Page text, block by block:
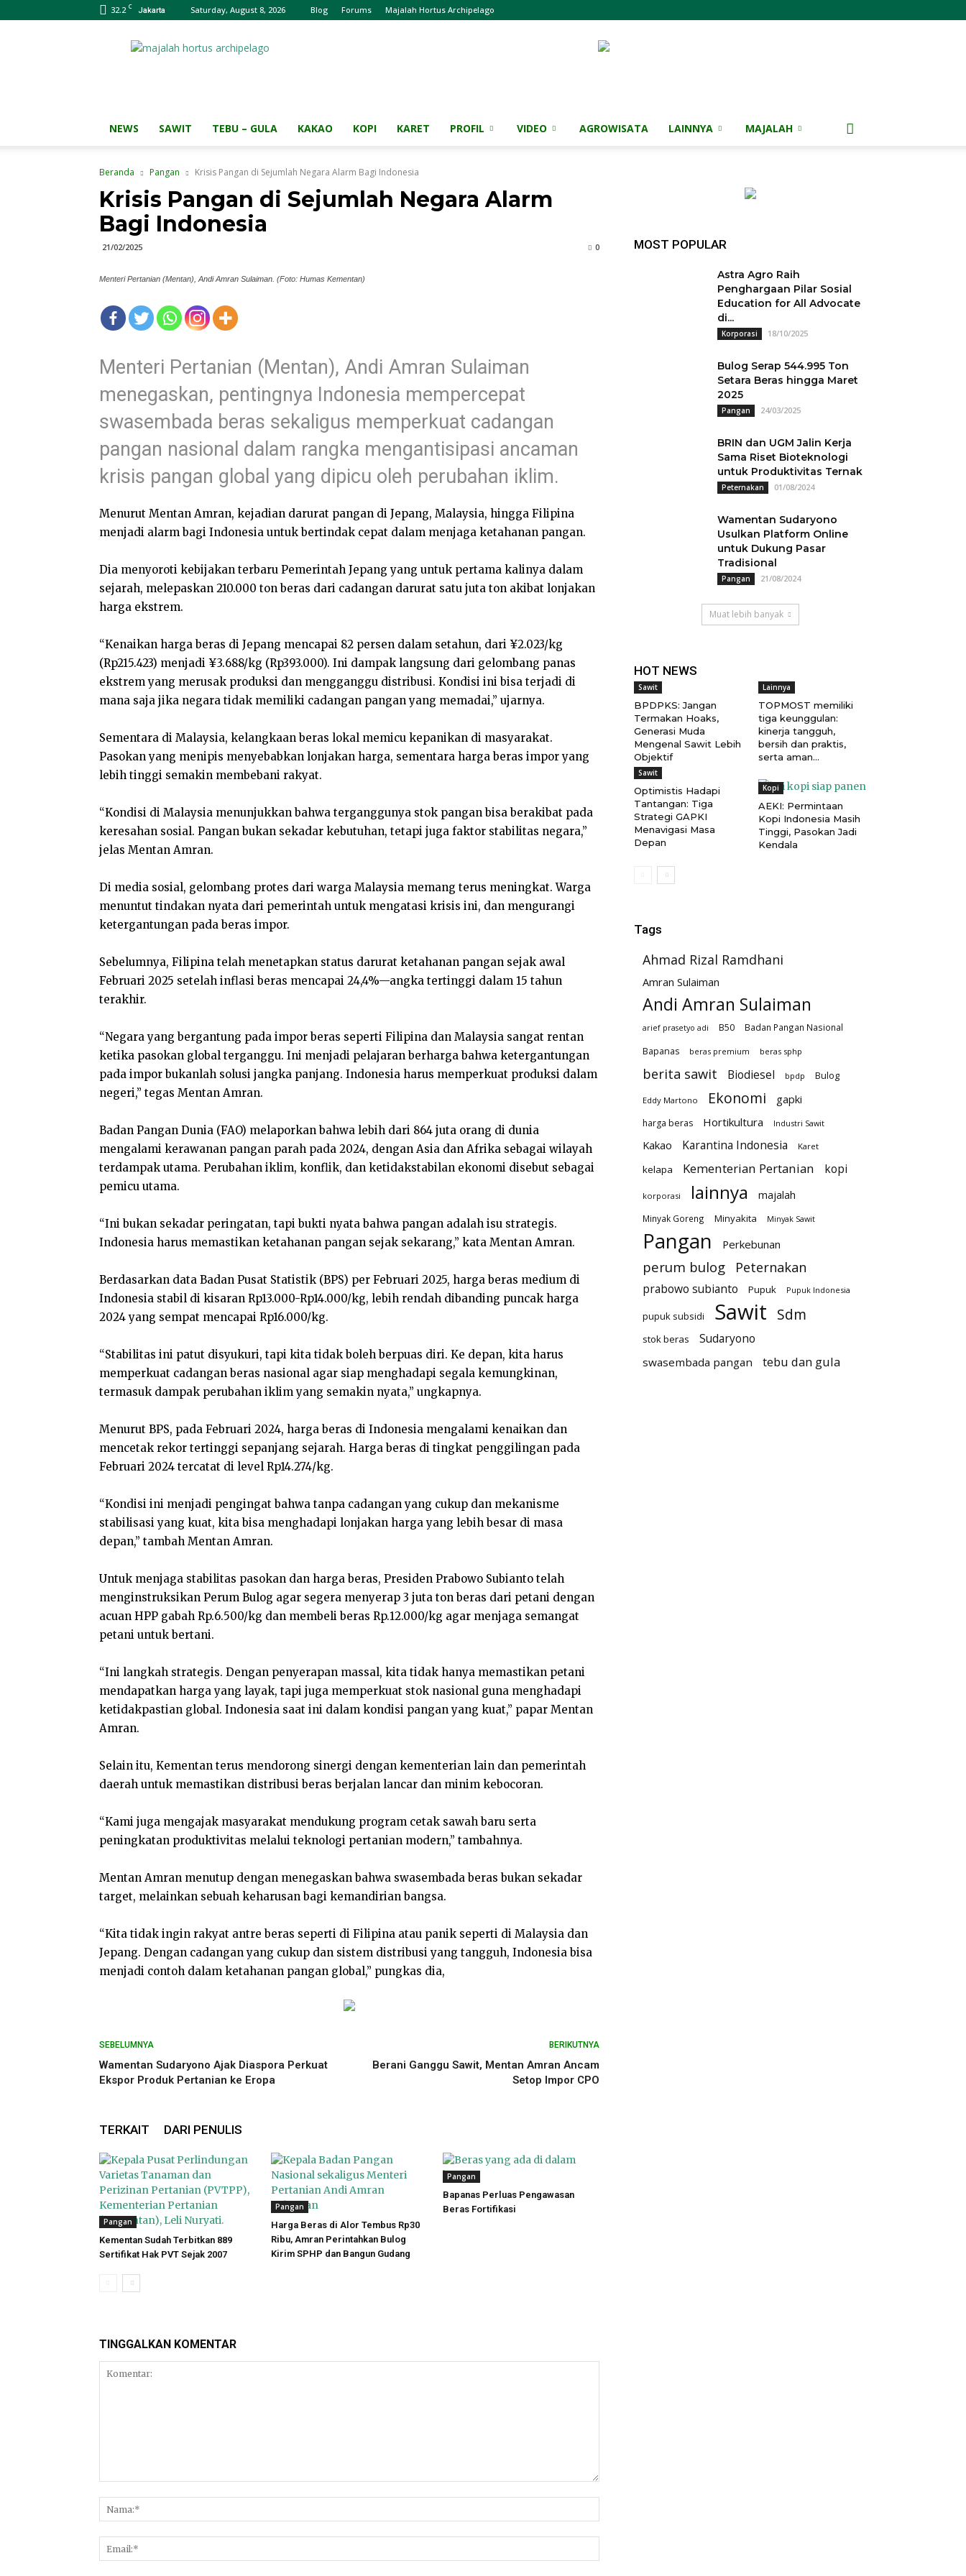
32.2 C Jakarta Saturday, August 8, 2026 Blog Forums Majalah Hortus Archipelago
Majalah
NEWS SAWIT TEBU – GULA KAKAO KOPI KARET PROFIL VIDEO AGROWISATA LAINNYA MAJALAH
Beranda Pangan Krisis Pangan di Sejumlah Negara Alarm Bagi Indonesia
Krisis Pangan di Sejumlah Negara Alarm
Bagi Indonesia
21/02/2025 0
Menteri Pertanian (Mentan), Andi Amran Sulaiman. (Foto: Humas Kementan)
Menteri Pertanian (Mentan), Andi Amran Sulaiman
menegaskan, pentingnya Indonesia mempercepat
swasembada beras sekaligus memperkuat cadangan
pangan nasional dalam rangka mengantisipasi ancaman
krisis pangan global yang dipicu oleh perubahan iklim.
Menurut Mentan Amran, kejadian darurat pangan di Jepang, Malaysia, hingga Filipina
menjadi alarm bagi Indonesia untuk bertindak cepat dalam menjaga ketahanan pangan.
Dia menyoroti kebijakan terbaru Pemerintah Jepang yang untuk pertama kalinya dalam
sejarah, melepaskan 210.000 ton beras dari cadangan darurat satu juta ton akibat lonjakan
harga ekstrem.
“Kenaikan harga beras di Jepang mencapai 82 persen dalam setahun, dari ¥2.023/kg
(Rp215.423) menjadi ¥3.688/kg (Rp393.000). Ini dampak langsung dari gelombang panas
ekstrem yang merusak produksi dan mengganggu distribusi. Kondisi ini bisa terjadi di
mana saja jika negara tidak memiliki cadangan pangan yang memadai,” ujarnya.
Sementara di Malaysia, kelangkaan beras lokal memicu kepanikan di masyarakat.
Pasokan yang menipis menyebabkan lonjakan harga, sementara harga beras impor yang
lebih tinggi semakin membebani rakyat.
“Kondisi di Malaysia menunjukkan bahwa terganggunya stok pangan bisa berakibat pada
keresahan sosial. Pangan bukan sekadar kebutuhan, tetapi juga faktor stabilitas negara,”
jelas Mentan Amran.
Di media sosial, gelombang protes dari warga Malaysia memang terus meningkat. Warga
menuntut tindakan nyata dari pemerintah untuk mengatasi krisis ini, dan mengurangi
ketergantungan pada beras impor.
Sebelumnya, Filipina telah menetapkan status darurat ketahanan pangan sejak awal
Februari 2025 setelah inflasi beras mencapai 24,4%—angka tertinggi dalam 15 tahun
terakhir.
“Negara yang bergantung pada impor beras seperti Filipina dan Malaysia sangat rentan
ketika pasokan global terganggu. Ini menjadi pelajaran berharga bahwa ketergantungan
pada impor bukanlah solusi jangka panjang. Indonesia harus memperkuat produksi dalam
negeri,” tegas Mentan Amran.
Badan Pangan Dunia (FAO) melaporkan bahwa lebih dari 864 juta orang di dunia
mengalami kerawanan pangan parah pada 2024, dengan Asia dan Afrika sebagai wilayah
terdampak utama. Perubahan iklim, konflik, dan ketidakstabilan ekonomi disebut sebagai
pemicu utama.
“Ini bukan sekadar peringatan, tapi bukti nyata bahwa pangan adalah isu strategis.
Indonesia harus memastikan ketahanan pangan sejak sekarang,” kata Mentan Amran.
Berdasarkan data Badan Pusat Statistik (BPS) per Februari 2025, harga beras medium di
Indonesia stabil di kisaran Rp13.000-Rp14.000/kg, lebih rendah dibanding puncak harga
2024 yang sempat mencapai Rp16.000/kg.
“Stabilitas ini patut disyukuri, tapi kita tidak boleh berpuas diri. Ke depan, kita harus
memperkuat cadangan beras nasional agar siap menghadapi segala kemungkinan,
termasuk dampak perubahan iklim yang semakin nyata,” ungkapnya.
Menurut BPS, pada Februari 2024, harga beras di Indonesia mengalami kenaikan dan
mencetak rekor tertinggi sepanjang sejarah. Harga beras di tingkat penggilingan pada
Februari 2024 tercatat di level Rp14.274/kg.
“Kondisi ini menjadi pengingat bahwa tanpa cadangan yang cukup dan mekanisme
stabilisasi yang kuat, kita bisa menghadapi lonjakan harga yang lebih besar di masa
depan,” tambah Mentan Amran.
Untuk menjaga stabilitas pasokan dan harga beras, Presiden Prabowo Subianto telah
menginstruksikan Perum Bulog agar segera menyerap 3 juta ton beras dari petani dengan
acuan HPP gabah Rp.6.500/kg dan membeli beras Rp.12.000/kg agar menjaga semangat
petani untuk bertani.
“Ini langkah strategis. Dengan penyerapan massal, kita tidak hanya memastikan petani
mendapatkan harga yang layak, tapi juga memperkuat stok nasional guna menghadapi
ketidakpastian global. Indonesia saat ini dalam kondisi pangan yang kuat,” papar Mentan
Amran.
Selain itu, Kementan terus mendorong sinergi dengan kementerian lain dan pemerintah
daerah untuk memastikan distribusi beras berjalan lancar dan minim kebocoran.
“Kami juga mengajak masyarakat mendukung program cetak sawah baru serta
peningkatan produktivitas melalui teknologi pertanian modern,” tambahnya.
Mentan Amran menutup dengan menegaskan bahwa swasembada beras bukan sekadar
target, melainkan sebuah keharusan bagi kemandirian bangsa.
“Kita tidak ingin rakyat antre beras seperti di Filipina atau panik seperti di Malaysia dan
Jepang. Dengan cadangan yang cukup dan sistem distribusi yang tangguh, Indonesia bisa
menjadi contoh dalam ketahanan pangan global,” pungkas dia,
SEBELUMNYA
Wamentan Sudaryono Ajak Diaspora Perkuat
Ekspor Produk Pertanian ke Eropa
BERIKUTNYA
Berani Ganggu Sawit, Mentan Amran Ancam
Setop Impor CPO
TERKAIT DARI PENULIS
Pangan
Kementan Sudah Terbitkan 889
Sertifikat Hak PVT Sejak 2007
Pangan
Harga Beras di Alor Tembus Rp30
Ribu, Amran Perintahkan Bulog
Kirim SPHP dan Bangun Gudang
Pangan
Bapanas Perluas Pengawasan
Beras Fortifikasi
TINGGALKAN KOMENTAR
MOST POPULAR
Astra Agro Raih
Penghargaan Pilar Sosial
Education for All Advocate
di...
Korporasi 18/10/2025
Bulog Serap 544.995 Ton
Setara Beras hingga Maret
2025
Pangan 24/03/2025
BRIN dan UGM Jalin Kerja
Sama Riset Bioteknologi
untuk Produktivitas Ternak
Peternakan 01/08/2024
Wamentan Sudaryono
Usulkan Platform Online
untuk Dukung Pasar
Tradisional
Pangan 21/08/2024
Muat lebih banyak
HOT NEWS
Sawit
BPDPKS: Jangan
Termakan Hoaks,
Generasi Muda
Mengenal Sawit Lebih
Objektif
Lainnya
TOPMOST memiliki
tiga keunggulan:
kinerja tangguh,
bersih dan praktis,
serta aman...
Sawit
Optimistis Hadapi
Tantangan: Tiga
Strategi GAPKI
Menavigasi Masa
Depan
Kopi
AEKI: Permintaan
Kopi Indonesia Masih
Tinggi, Pasokan Jadi
Kendala
Tags
Ahmad Rizal Ramdhani
Amran Sulaiman
Andi Amran Sulaiman
arief prasetyo adi B50 Badan Pangan Nasional
Bapanas beras premium beras sphp
berita sawit Biodiesel bpdp Bulog
Eddy Martono Ekonomi gapki
harga beras Hortikultura Industri Sawit
Kakao Karantina Indonesia Karet
kelapa Kementerian Pertanian kopi
korporasi lainnya majalah
Minyak Goreng Minyakita Minyak Sawit
Pangan Perkebunan
perum bulog Peternakan
prabowo subianto Pupuk Pupuk Indonesia
pupuk subsidi Sawit Sdm
stok beras Sudaryono
swasembada pangan tebu dan gula